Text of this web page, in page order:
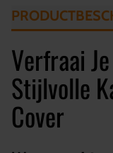
Verfraai
Stijlvolle
Cover